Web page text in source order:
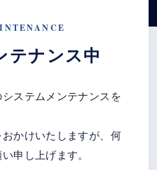
テナンス中
ステムメンテナンスを
かけいたしますが、何
申し上げます。